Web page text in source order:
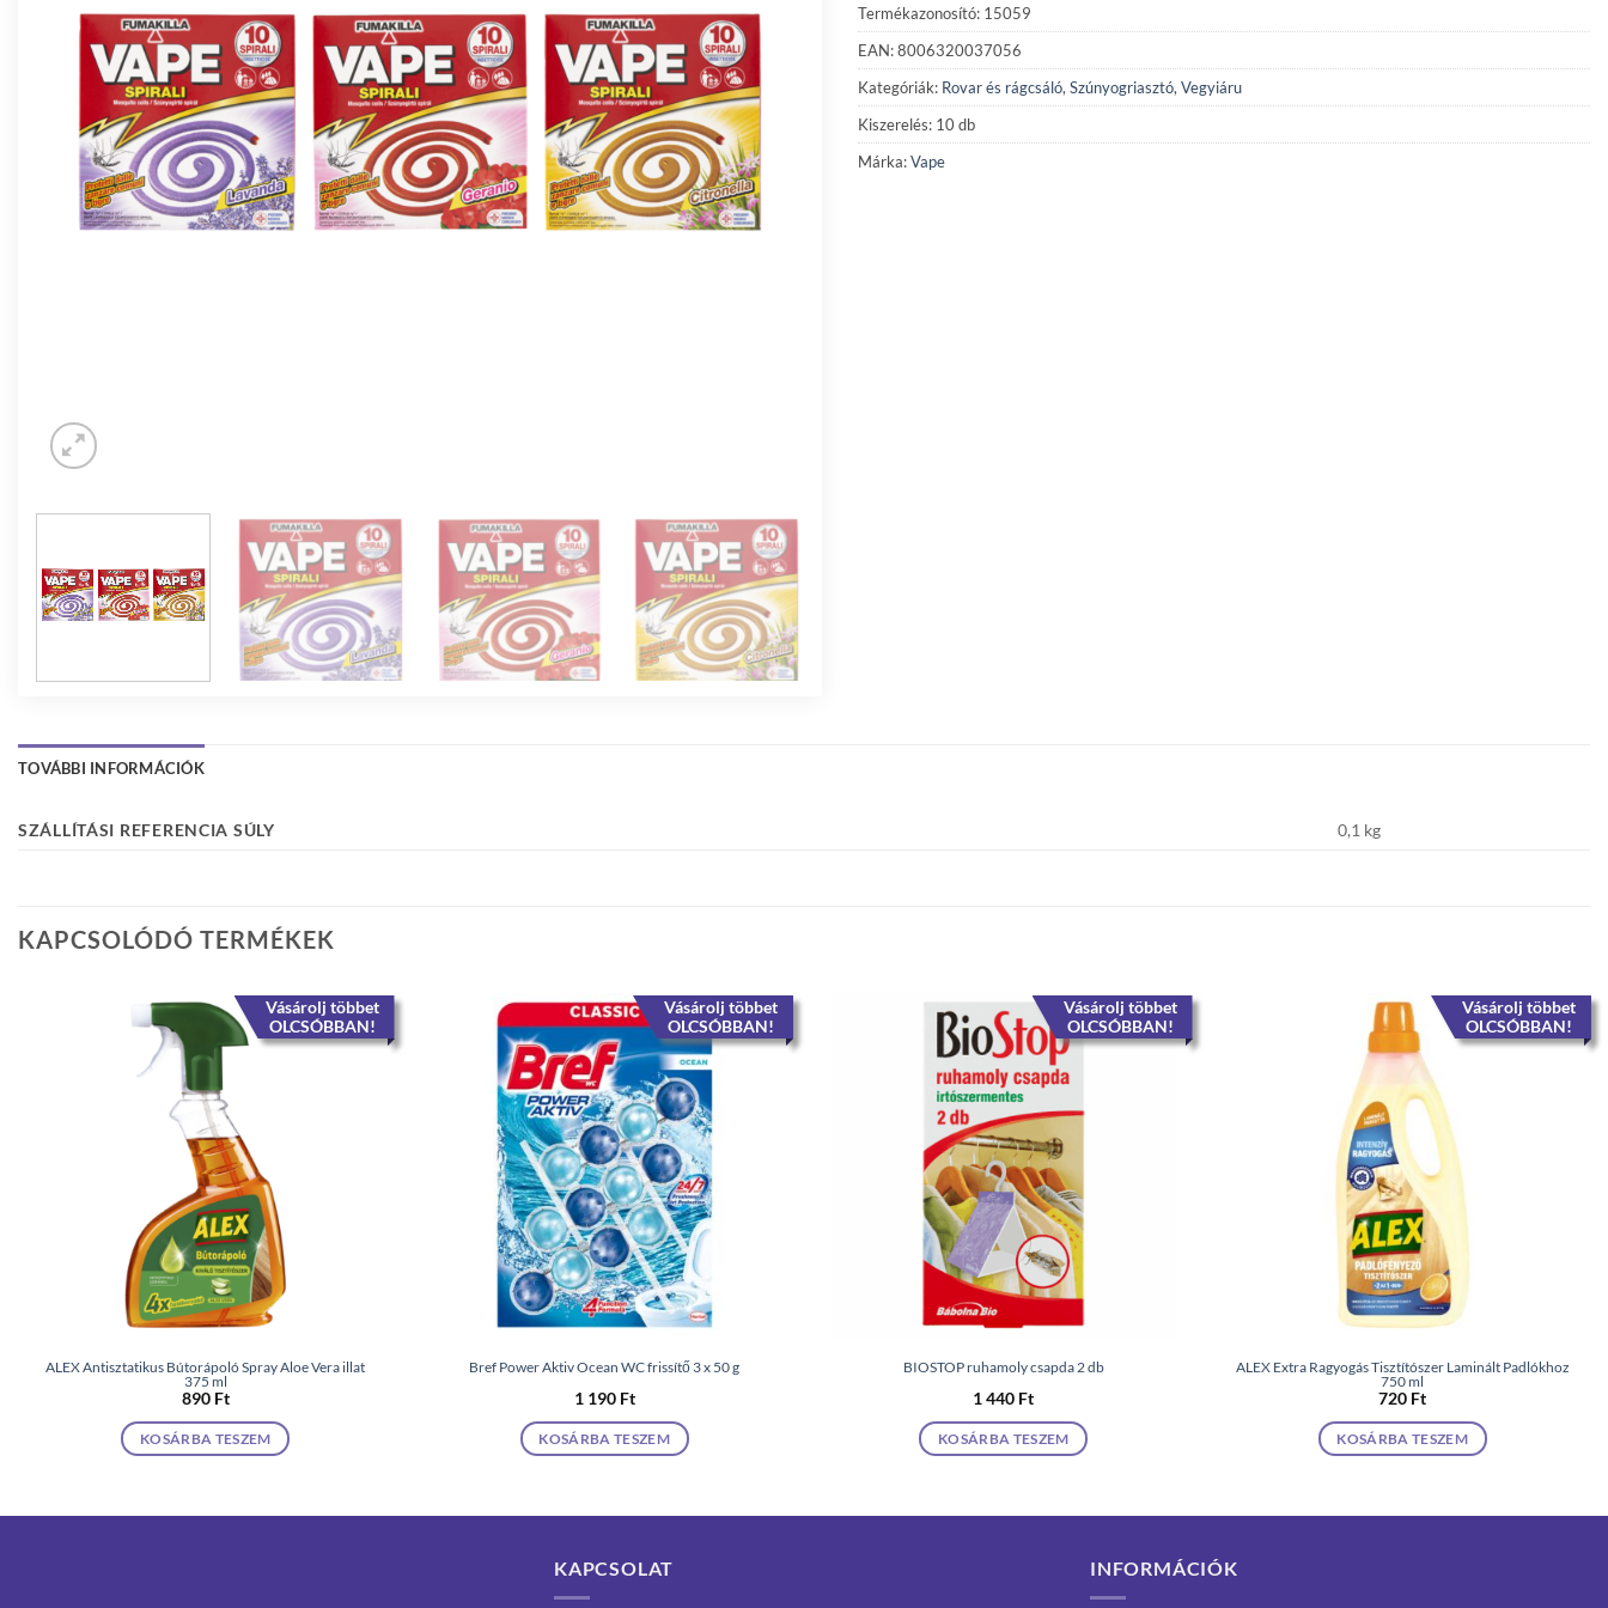
Termékazonosító: 15059
EAN: 8006320037056
Kategóriák: Rovar és rágcsáló, Szúnyogriasztó, Vegyiáru
Kiszerelés: 10 db
Márka:Vape
TOVÁBBI INFORMÁCIÓK
SZÁLLÍTÁSI REFERENCIA SÚLY 0,1 kg
KAPCSOLÓDÓ TERMÉKEK
Vásárolj többet
OLCSÓBBAN!
ALEX Antisztatikus Bútorápoló Spray Aloe Vera illat
375 ml
890 Ft
KOSÁRBA TESZEM
Vásárolj többet
OLCSÓBBAN!
Bref Power Aktiv Ocean WC frissítő 3 x 50 g
1 190 Ft
KOSÁRBA TESZEM
Vásárolj többet
OLCSÓBBAN!
BIOSTOP ruhamoly csapda 2 db
1 440 Ft
KOSÁRBA TESZEM
Vásárolj többet
OLCSÓBBAN!
ALEX Extra Ragyogás Tisztítószer Laminált Padlókhoz
750 ml
720 Ft
KOSÁRBA TESZEM
KAPCSOLAT INFORMÁCIÓK